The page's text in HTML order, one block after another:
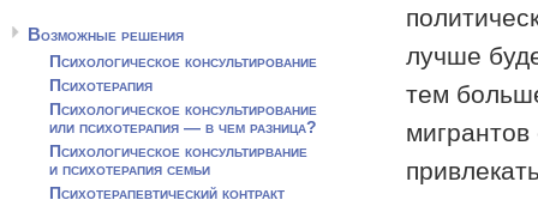
лучше
тем
мигрантов
Возможные решения
Психологическое консультирование
Психотерапия
Психологическое консультирование
или психотерапия — в чем разница?
Психологическое консультирвание
и психотерапия семьи
Психотерапевтический контракт